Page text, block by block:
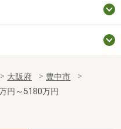
大阪府
豊中市
円～5180万円